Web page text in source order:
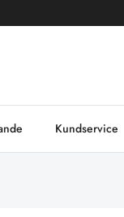
Kundservice